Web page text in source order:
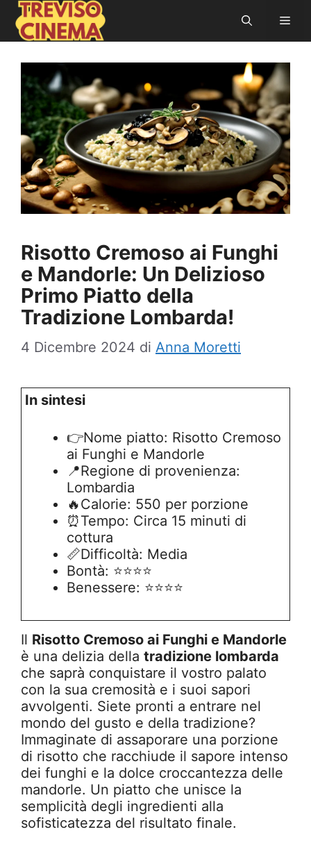
Vai
contenuto
Risotto Cremoso ai Funghi
e Mandorle: Un Delizioso
Primo Piatto della
Tradizione Lombarda!
4 Dicembre 2024 di Anna Moretti
In sintesi
👉Nome piatto: Risotto Cremoso
ai Funghi e Mandorle
📍Regione di provenienza:
Lombardia
🔥Calorie: 550 per porzione
⏰Tempo: Circa 15 minuti di
cottura
📏Difficoltà: Media
Bontà: ⭐⭐⭐⭐
Benessere: ⭐⭐⭐⭐
Il Risotto Cremoso ai Funghi e Mandorle
è una delizia della tradizione lombarda
che saprà conquistare il vostro palato
con la sua cremosità e i suoi sapori
avvolgenti. Siete pronti a entrare nel
mondo del gusto e della tradizione?
Immaginate di assaporare una porzione
di risotto che racchiude il sapore intenso
dei funghi e la dolce croccantezza delle
mandorle. Un piatto che unisce la
semplicità degli ingredienti alla
sofisticatezza del risultato finale.